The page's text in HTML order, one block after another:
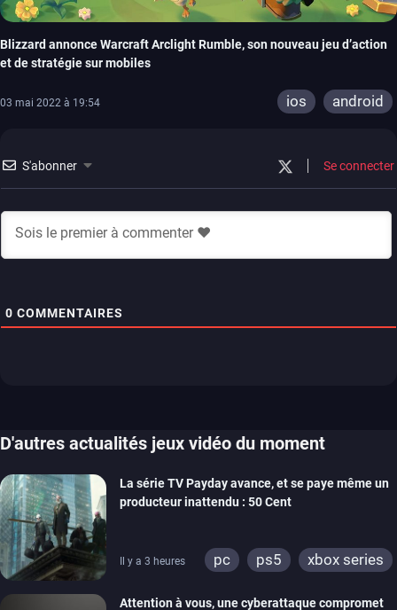
Blizzard annonce Warcraft Arclight Rumble, son nouveau jeu d’action
et de stratégie sur mobiles
03 mai 2022 à 19:54 ios android
S'abonner Se connecter
0 COMMENTAIRES
D'autres actualités jeux vidéo du moment
La série TV Payday avance, et se paye même un
producteur inattendu : 50 Cent
Il y a 3 heures pc ps5 xbox series
Attention à vous, une cyberattaque compromet